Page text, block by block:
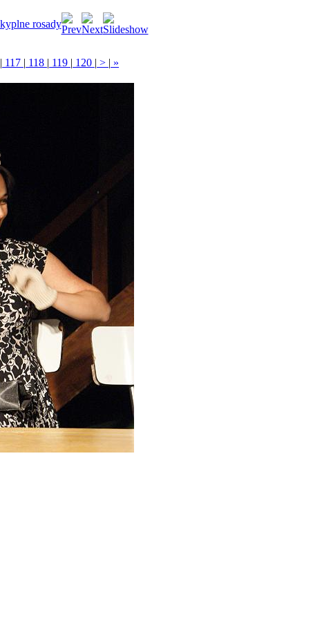
rosady
| 117 | 118 | 119 | 120 | > | »